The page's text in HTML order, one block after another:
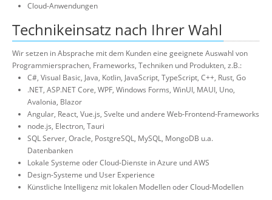
Cloud-Anwendungen
Technikeinsatz nach Ihrer Wahl
Wir setzen in Absprache mit dem Kunden eine geeignete Auswahl von
Programmiersprachen, Frameworks, Techniken und Produkten, z.B.:
C#, Visual Basic, Java, Kotlin, JavaScript, TypeScript, C++, Rust, Go
.NET, ASP.NET Core, WPF, Windows Forms, WinUI, MAUI, Uno,
Avalonia, Blazor
Angular, React, Vue.js, Svelte und andere Web-Frontend-Frameworks
node.js, Electron, Tauri
SQL Server, Oracle, PostgreSQL, MySQL, MongoDB u.a.
Datenbanken
Lokale Systeme oder Cloud-Dienste in Azure und AWS
Design-Systeme und User Experience
Künstliche Intelligenz mit lokalen Modellen oder Cloud-Modellen